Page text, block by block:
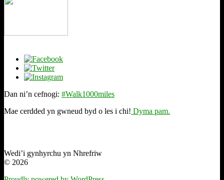
Dan ni’n cefnogi: #Walk1000miles
Mae cerdded yn gwneud byd o les i chi! Dyma pam.
Wedi’i gynhyrchu yn Nhrefriw
© 2026